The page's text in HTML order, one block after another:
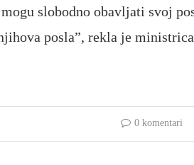
slobodno obavljati svoj
posla”, rekla je
0 komentari